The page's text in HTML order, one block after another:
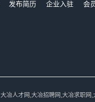
发布简历 企业入驻 会
大冶人才网,大冶招聘网,大冶求职网,